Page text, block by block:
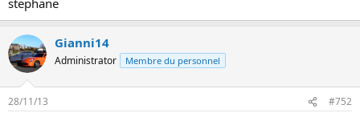
Gianni14
Administrator Membre du personnel
28/11/13 #752